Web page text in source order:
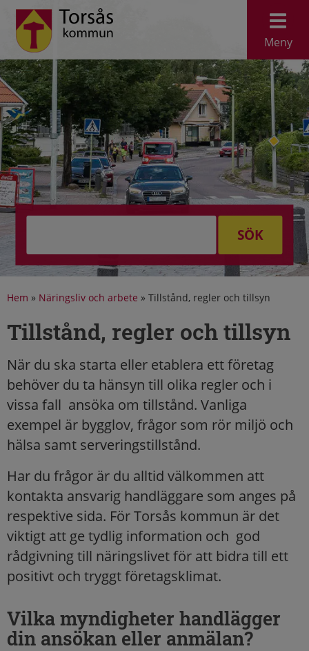
Meny
SÖK
Hem » Näringsliv och arbete » Tillstånd, regler och tillsyn
Tillstånd, regler och tillsyn
När du ska starta eller etablera ett företag
behöver du ta hänsyn till olika regler och i
vissa fall ansöka om tillstånd. Vanliga
exempel är bygglov, frågor som rör miljö och
hälsa samt serveringstillstånd.
Har du frågor är du alltid välkommen att
kontakta ansvarig handläggare som anges på
respektive sida. För Torsås kommun är det
viktigt att ge tydlig information och god
rådgivning till näringslivet för att bidra till ett
positivt och tryggt företagsklimat.
Vilka myndigheter handlägger
din ansökan eller anmälan?